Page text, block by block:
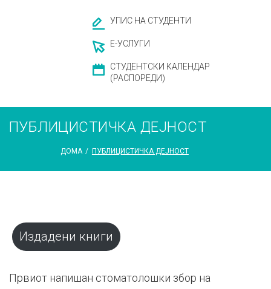
УПИС НА СТУДЕНТИ
Е-УСЛУГИ
СТУДЕНТСКИ КАЛЕНДАР
(РАСПОРЕДИ)
ПУБЛИЦИСТИЧКА ДЕЈНОСТ
ДОМА / ПУБЛИЦИСТИЧКА ДЕЈНОСТ
Публицистичка
дејност
Издадени книги
Првиот напишан стоматолошки збор на